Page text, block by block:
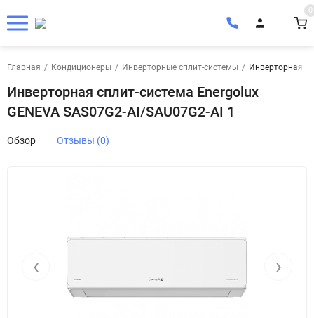
0
Главная / Кондиционеры / Инверторные сплит-системы / Инверторная
Инверторная сплит-система Energolux
GENEVA SAS07G2-AI/SAU07G2-AI 1
Обзор Отзывы (0)
‹ ›